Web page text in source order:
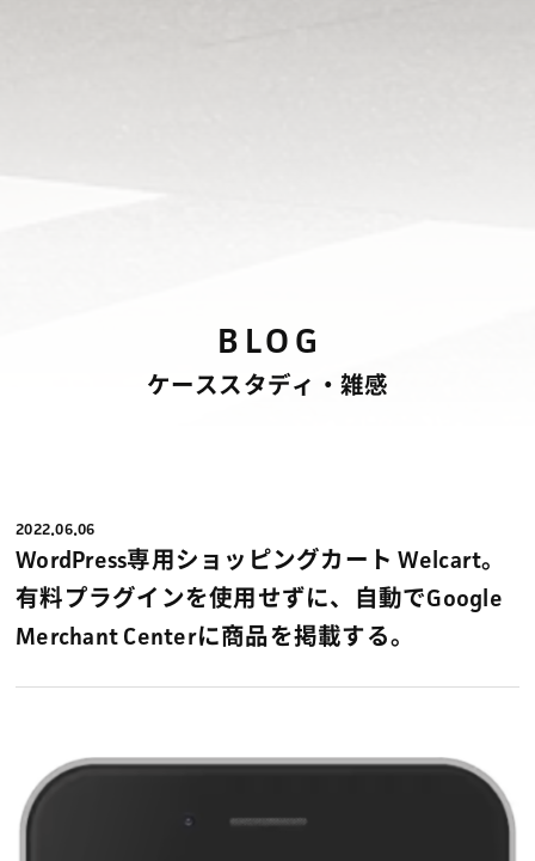
BLOG
ケーススタディ・雑感
2022.06.06
WordPress専用ショッピングカート Welcart。
有料プラグインを使用せずに、自動でGoogle
Merchant Centerに商品を掲載する。